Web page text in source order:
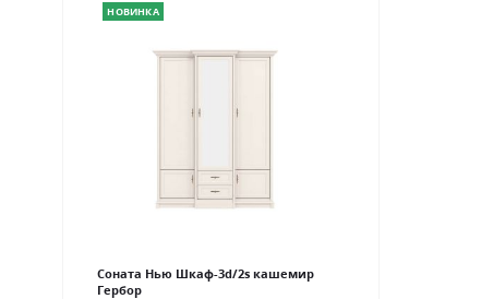
НОВИНКА
Соната Нью Шкаф-3d/2s кашемир
Гербор